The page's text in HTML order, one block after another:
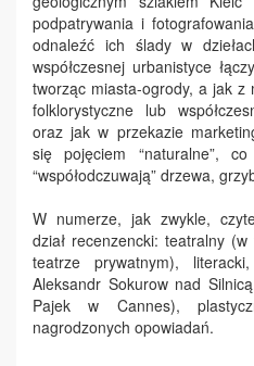
podpatrywania i
odnaleźć ich ślady w
współczesnej urbanistyce
tworząc miasta-ogrody, a jak z
folklorystyczne lub
oraz jak w przekazie
się pojęciem “naturalne”,
“współodczuwają” drzewa,
W numerze, jak zwykle,
dział recenzencki: teatralny
teatrze prywatnym),
Aleksandr Sokurow nad
Pajek w Cannes),
nagrodzonych opowiadań.